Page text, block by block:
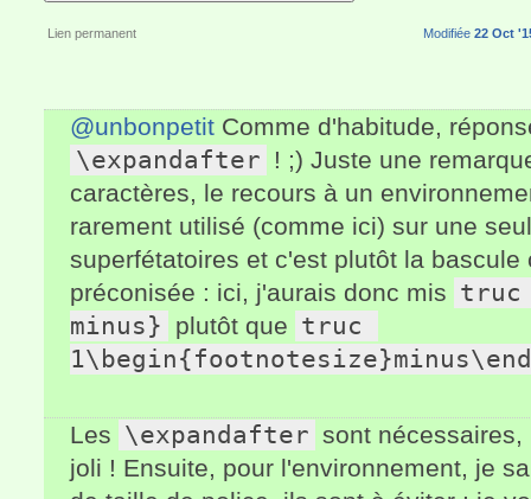
Lien permanent Modifiée 22 Oct
@unbonpetit Comme d'habitude,
\expandafter
! ;) Juste une
caractères, le recours à un
rarement utilisé (comme ici) sur une
superfétatoires et c'est plutôt la bascule
préconisée : ici, j'aurais donc mis truc
minus}
plutôt que truc
Les \expandafter sont
joli ! Ensuite, pour l'environnement, je